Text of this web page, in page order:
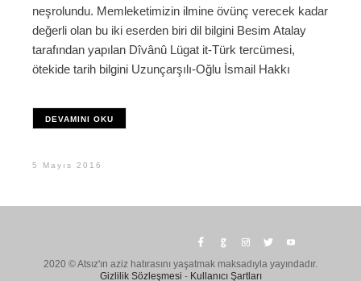
neşrolundu. Memleketimizin ilmine övünç verecek kadar
değerli olan bu iki eserden biri dil bilgini Besim Atalay
tarafından yapılan Dîvânû Lügat it-Türk tercümesi,
ötekide tarih bilgini Uzunçarşılı-Oğlu İsmail Hakkı
DEVAMINI OKU
5 Mayıs 2016
2020 © Atsız'ın aziz hatırasını yaşatmak maksadıyla yayındadır.
Gizlilik Sözleşmesi - Kullanıcı Şartları